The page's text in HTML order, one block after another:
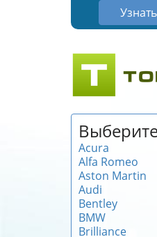
Acura
Alfa Romeo
Aston Martin
Audi
Bentley
BMW
Brilliance